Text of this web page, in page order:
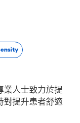
業人士致力於提
對提升患者舒適